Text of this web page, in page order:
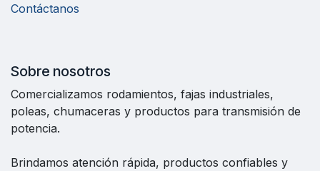
Contáctanos
Sobre nosotros
Comercializamos rodamientos, fajas industriales,
poleas, chumaceras y productos para transmisión de
potencia.
Brindamos atención rápida, productos confiables y